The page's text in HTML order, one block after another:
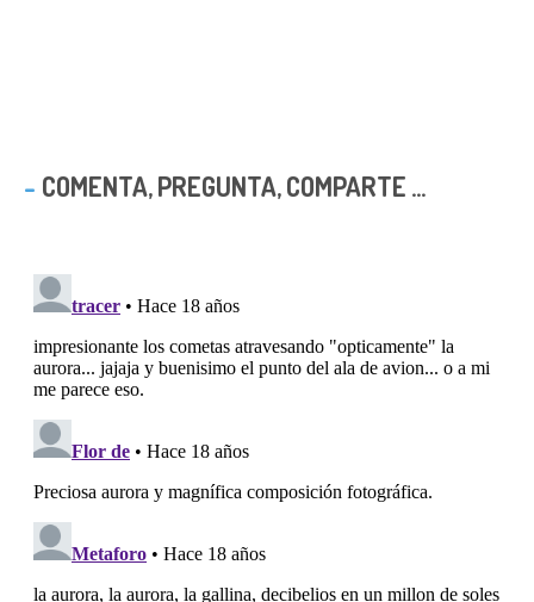
COMENTA, PREGUNTA, COMPARTE ...